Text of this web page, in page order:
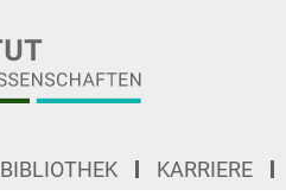
BIBLIOTHEK KARRIERE